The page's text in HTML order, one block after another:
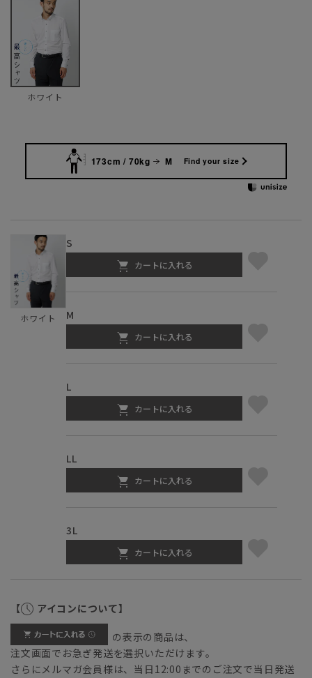
ホワイト
173cm / 70kg M Find your size
ホワイト
S
カートに入れる
M
カートに入れる
L
カートに入れる
LL
カートに入れる
3L
カートに入れる
【 アイコンについて】
の表示の商品は、
注文画面でお急ぎ発送を選択いただけます。
さらにメルマガ会員様は、当日12:00までのご注文で当日発送